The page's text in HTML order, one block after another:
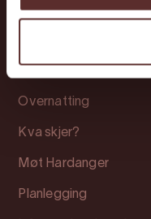
Overnatting
Kva skjer?
Møt Hardanger
Planlegging